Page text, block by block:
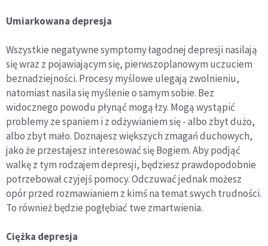
Umiarkowana depresja
Wszystkie negatywne symptomy łagodnej depresji nasilają
się wraz z pojawiającym się, pierwszoplanowym uczuciem
beznadziejności. Procesy myślowe ulegają zwolnieniu,
natomiast nasila się myślenie o samym sobie. Bez
widocznego powodu płynąć mogą łzy. Mogą wystąpić
problemy ze spaniem i z odżywianiem się - albo zbyt dużo,
albo zbyt mało. Doznajesz większych zmagań duchowych,
jako że przestajesz interesować się Bogiem. Aby podjąć
walkę z tym rodzajem depresji, będziesz prawdopodobnie
potrzebował czyjejś pomocy. Odczuwać jednak możesz
opór przed rozmawianiem z kimś na temat swych trudności.
To również będzie pogłębiać twe zmartwienia.
Ciężka depresja